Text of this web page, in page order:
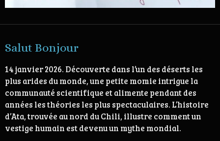
Salut Bonjour
14 janvier 2026. Découverte dans l’un des déserts les
plus arides du monde, une petite momie intrigue la
communauté scientifique et alimente pendant des
années les théories les plus spectaculaires. L’histoire
d’Ata, trouvée au nord du Chili, illustre comment un
vestige humain est devenu un mythe mondial.